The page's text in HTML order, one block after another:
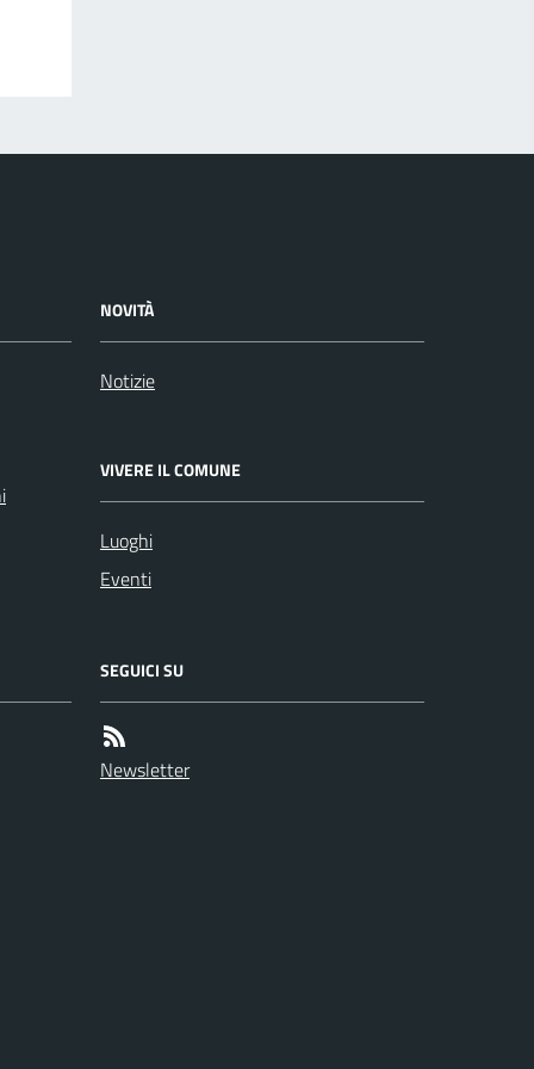
NOVITÀ
Notizie
VIVERE IL COMUNE
Luoghi
Eventi
SEGUICI SU
Newsletter